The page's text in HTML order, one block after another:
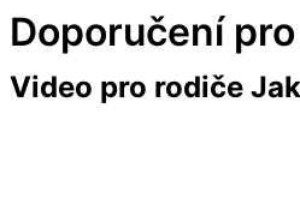
Doporučení
Video pro rodiče